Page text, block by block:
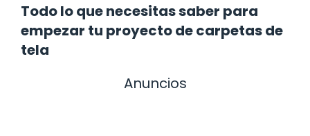
Todo lo que necesitas saber para
empezar tu proyecto de carpetas de
tela
Anuncios